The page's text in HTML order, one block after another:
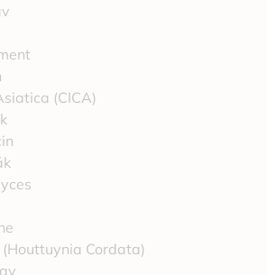
(CICA)
Cordata)